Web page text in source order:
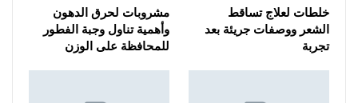
خلطات لعلاج تساقط
الشعر ووصفات جريئة بعد
تجربة
مشروبات لحرق الدهون
وأهمية تناول وجبة الفطور
للمحافظة على الوزن